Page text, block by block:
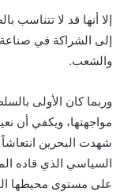
إلا أنها قد لا تتناسب
إلى الشراكة في صناعة
والشعب.
وربما كان الأولى
شهدت البحرين انتعاشاً
السياسي الذي قاده
على مستوى محيطها